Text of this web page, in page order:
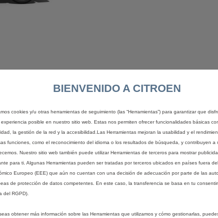
al mes, para una duración de 48 meses y 40.000 kms en un ë-
profesionales, autónomos o Pymes. Precio
financiera. TIN: 5,49%. TAE: 5,71%. Una entrada de
10.186,66€ sin IVA (12.325,86€ IVA incluido). Comisión
total del crédito: 2.670,96€ sin IVA (3.231,86€ IVA
que no actúen con un propósito ajeno a su actividad
Consulte condiciones en www.citroen.es.Para la formalización
contado sin IVA 20.138,81€ (24.367,96€ IVA incluido).
BIENVENIDO A CITROEN
cookies y/u otras herramientas de seguimiento (las “Herramientas”) para garantizar que
experiencia posible en nuestro sitio web. Estas nos permiten ofrecer funcionalidades básicas
la gestión de la red y la accesibilidad.Las Herramientas mejoran la usabilidad y el
funciones, como el reconocimiento del idioma o los resultados de búsqueda, y contribuyen a
Nuestro sitio web también puede utilizar Herramientas de terceros para mostrar
para ti. Algunas Herramientas pueden ser tratadas por terceros ubicados en países fuera
Europeo (EEE) que aún no cuentan con una decisión de adecuación por parte de las
de protección de datos competentes. En este caso, la transferencia se basa en tu
del RGPD).
obtener más información sobre las Herramientas que utilizamos y cómo gestionarlas,